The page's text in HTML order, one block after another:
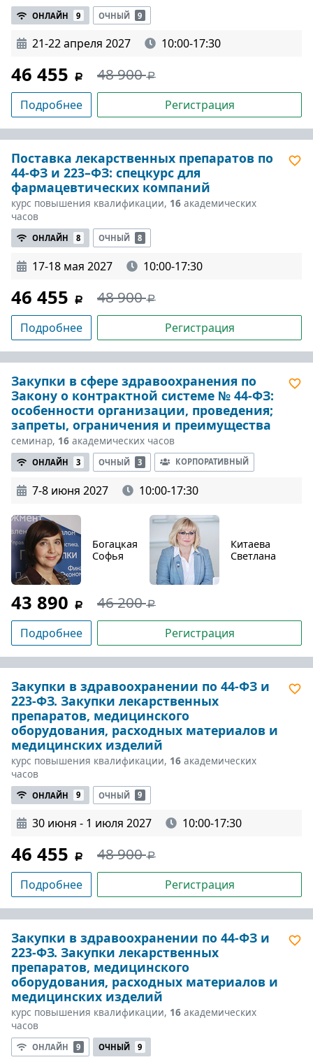
ОНЛАЙН 9 ОЧНЫЙ 9
21-22 апреля 2027 10:00-17:30
46 455 48 900
Подробнее Регистрация
Поставка лекарственных препаратов по
44-ФЗ и 223–ФЗ: спецкурс для
фармацевтических компаний
курс повышения квалификации, 16 академических
часов
ОНЛАЙН 8 ОЧНЫЙ 8
17-18 мая 2027 10:00-17:30
46 455 48 900
Подробнее Регистрация
Закупки в сфере здравоохранения по
Закону о контрактной системе № 44-ФЗ:
особенности организации, проведения;
запреты, ограничения и преимущества
семинар, 16 академических часов
ОНЛАЙН 3 ОЧНЫЙ 3 КОРПОРАТИВНЫЙ
7-8 июня 2027 10:00-17:30
Богацкая
Софья
Китаева
Светлана
43 890 46 200
Подробнее Регистрация
Закупки в здравоохранении по 44-ФЗ и
223-ФЗ. Закупки лекарственных
препаратов, медицинского
оборудования, расходных материалов и
медицинских изделий
курс повышения квалификации, 16 академических
часов
ОНЛАЙН 9 ОЧНЫЙ 9
30 июня - 1 июля 2027 10:00-17:30
46 455 48 900
Подробнее Регистрация
Закупки в здравоохранении по 44-ФЗ и
223-ФЗ. Закупки лекарственных
препаратов, медицинского
оборудования, расходных материалов и
медицинских изделий
курс повышения квалификации, 16 академических
часов
ОНЛАЙН 9 ОЧНЫЙ 9